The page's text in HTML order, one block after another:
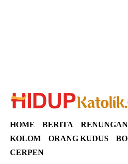
HOME BERITA RENUNGAN
KOLOM
ORANG KUDUS
CERPEN